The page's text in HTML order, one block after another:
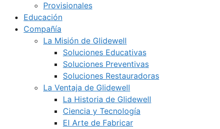
Provisionales
Educación
Compañía
La Misión de Glidewell
Soluciones Educativas
Soluciones Preventivas
Soluciones Restauradoras
La Ventaja de Glidewell
La Historia de Glidewell
Ciencia y Tecnología
El Arte de Fabricar